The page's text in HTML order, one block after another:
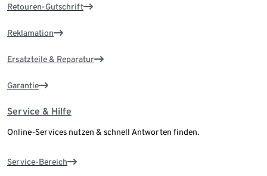
Retouren-Gutschrift
Reklamation
Ersatzteile & Reparatur
Garantie
Service & Hilfe
Online-Services nutzen & schnell Antworten finden.
Service-Bereich